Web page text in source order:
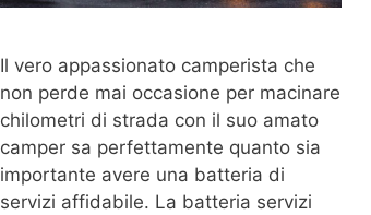
Il vero appassionato camperista che
non perde mai occasione per macinare
chilometri di strada con il suo amato
camper sa perfettamente quanto sia
importante avere una batteria di
servizi affidabile. La batteria servizi